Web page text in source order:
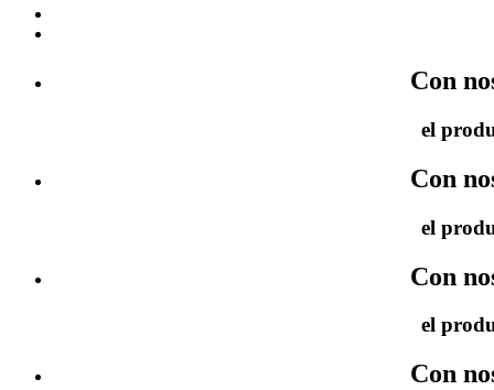
Con
el
Con
el
Con
el
Con